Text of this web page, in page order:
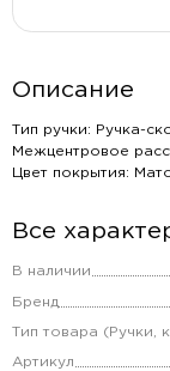
Описание
Тип ручки: Ручка-
Межцентровое
Цвет покрытия:
Все
В наличии
Бренд
Тип товара (Ручки,
Артикул